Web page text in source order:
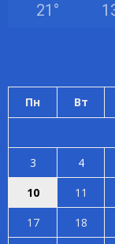
21 °
Пн Вт
3
4
10
11
17
18